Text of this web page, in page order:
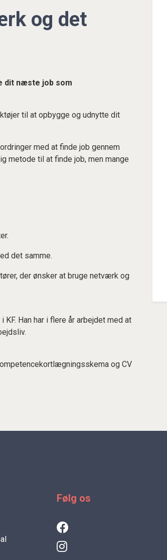
og det
dit næste job som
til at opbygge og udnytte dit
med at finde job gennem
metode til at finde job, men mange
det samme.
der ønsker at bruge netværk og
KF. Han har i flere år arbejdet med at
og CV
Følg os